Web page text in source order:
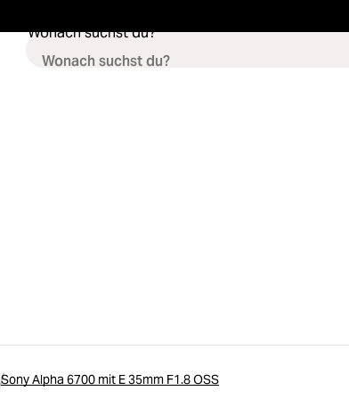
Wonach suchst du?
Sony Alpha 6700 mit E 35mm F1.8 OSS